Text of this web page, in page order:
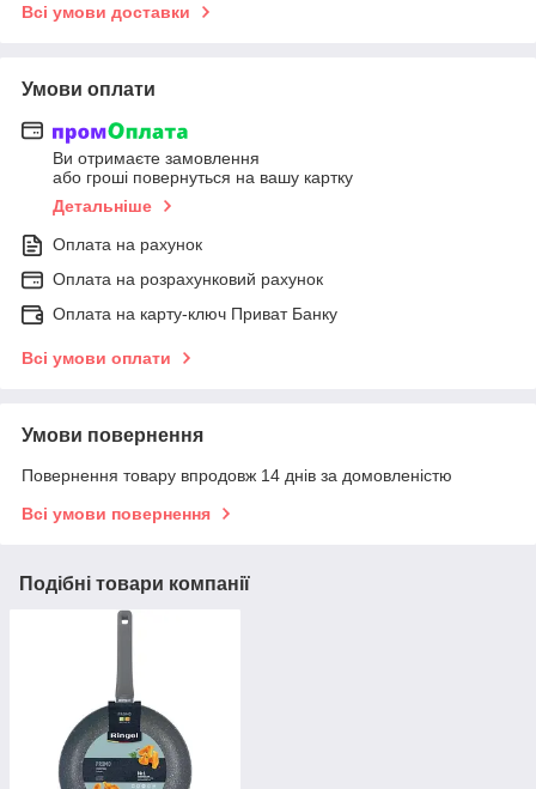
Всі умови доставки
Умови оплати
Ви отримаєте замовлення
або гроші повернуться на вашу картку
Детальніше
Оплата на рахунок
Оплата на розрахунковий рахунок
Оплата на карту-ключ Приват Банку
Всі умови оплати
Умови повернення
Повернення товару впродовж 14 днів за домовленістю
Всі умови повернення
Подібні товари компанії